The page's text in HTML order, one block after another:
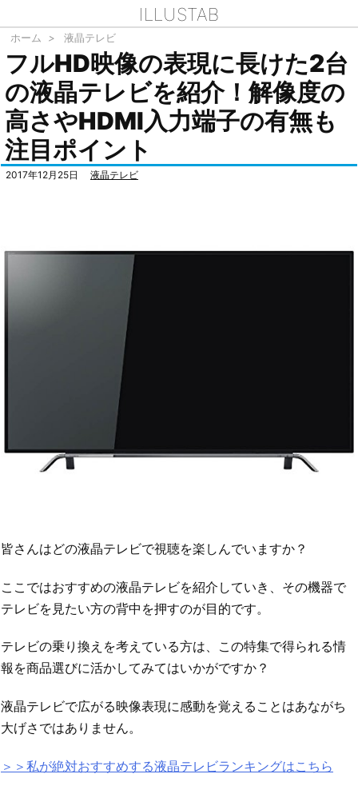
ILLUSTAB
ホーム > 液晶テレビ
フルHD映像の表現に長けた2台
の液晶テレビを紹介！解像度の
高さやHDMI入力端子の有無も
注目ポイント
2017年12月25日 液晶テレビ
皆さんはどの液晶テレビで視聴を楽しんでいますか？
ここではおすすめの液晶テレビを紹介していき、その機器で
テレビを見たい方の背中を押すのが目的です。
テレビの乗り換えを考えている方は、この特集で得られる情
報を商品選びに活かしてみてはいかがですか？
液晶テレビで広がる映像表現に感動を覚えることはあながち
大げさではありません。
＞＞私が絶対おすすめする液晶テレビランキングはこちら